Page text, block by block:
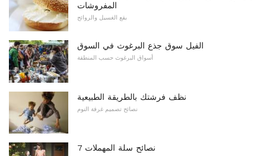
المفروشات
بقع الغسيل والروائح
الفيل سوق جذع البرغوث في السوق
أسواق البرغوث حسب المنطقة
نظف فرشتك بالطريقة الطبيعية
نصائح تصميم غرفة النوم
7 نصائح سلة المهملات